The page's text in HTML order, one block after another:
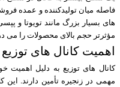
فاصله میان تولیدکننده و عمده
های بسیار بزرگ مانند تویوتا و
مؤثرتر حجم بالای محصولات را می
اهمیت کانال های
کانال های توزیع به دلیل اهمیت
مهمی در زنجیره تأمین دارند. این